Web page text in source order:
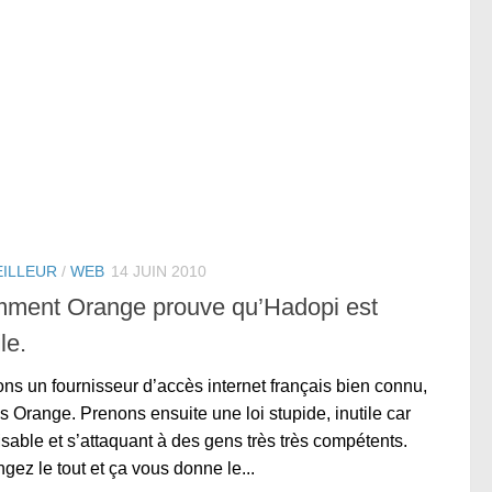
/ WEB 14 JUIN 2010
Orange prouve qu’Hadopi est
un fournisseur d’accès internet français bien connu,
Orange. Prenons ensuite une loi stupide, inutile car
et s’attaquant à des gens très très compétents.
le tout et ça vous donne le...